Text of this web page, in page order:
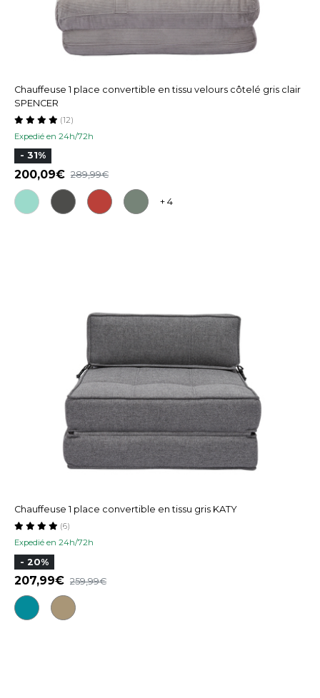
Chauffeuse 1 place convertible en tissu velours côtelé gris clair
SPENCER
Expedié en 24h/72h
(12)
- 31%
200,09 289,99
+ 4
Chauffeuse 1 place convertible en tissu gris KATY
Expedié en 24h/72h
(6)
- 20%
207,99 259,99